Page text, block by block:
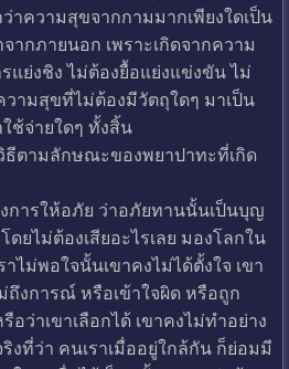
าความสุขจากกามมากเพียงใดเป็น
ากภายนอก เพราะเกิดจากความ
แย่งชิง ไม่ต้องยื้อแย่งแข่งขัน ไม่
ามสุขที่ไม่ต้องมีวัตถุใดๆ มาเป็น
ช้จ่ายใดๆ ทั้งสิ้น
ตามลักษณะของพยาปาทะที่เกิด
ารให้อภัย ว่าอภัยทานนั้นเป็นบุญ
ยไม่ต้องเสียอะไรเลย มองโลกใน
ไม่พอใจนั้นเขาคงไม่ได้ตั้งใจ เขา
ถึงการณ์ หรือเข้าใจผิด หรือถูก
ว่าเขาเลือกได้ เขาคงไม่ทำอย่าง
ที่ว่า คนเราเมื่ออยู่ใกล้กัน ก็ย่อมมี